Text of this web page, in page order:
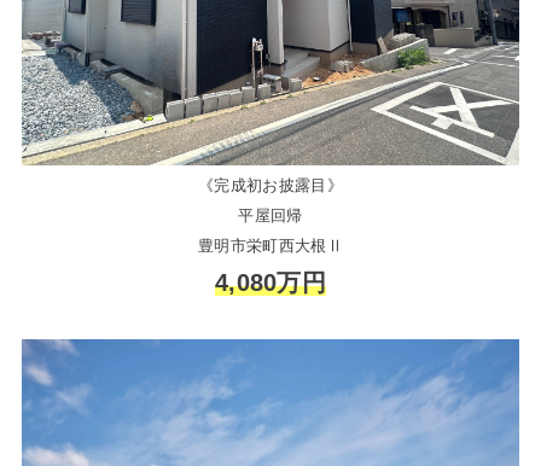
《完成初お披露目》
平屋回帰
豊明市栄町西大根Ⅱ
4,080万円